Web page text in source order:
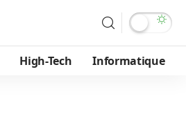
High-Tech Informatique